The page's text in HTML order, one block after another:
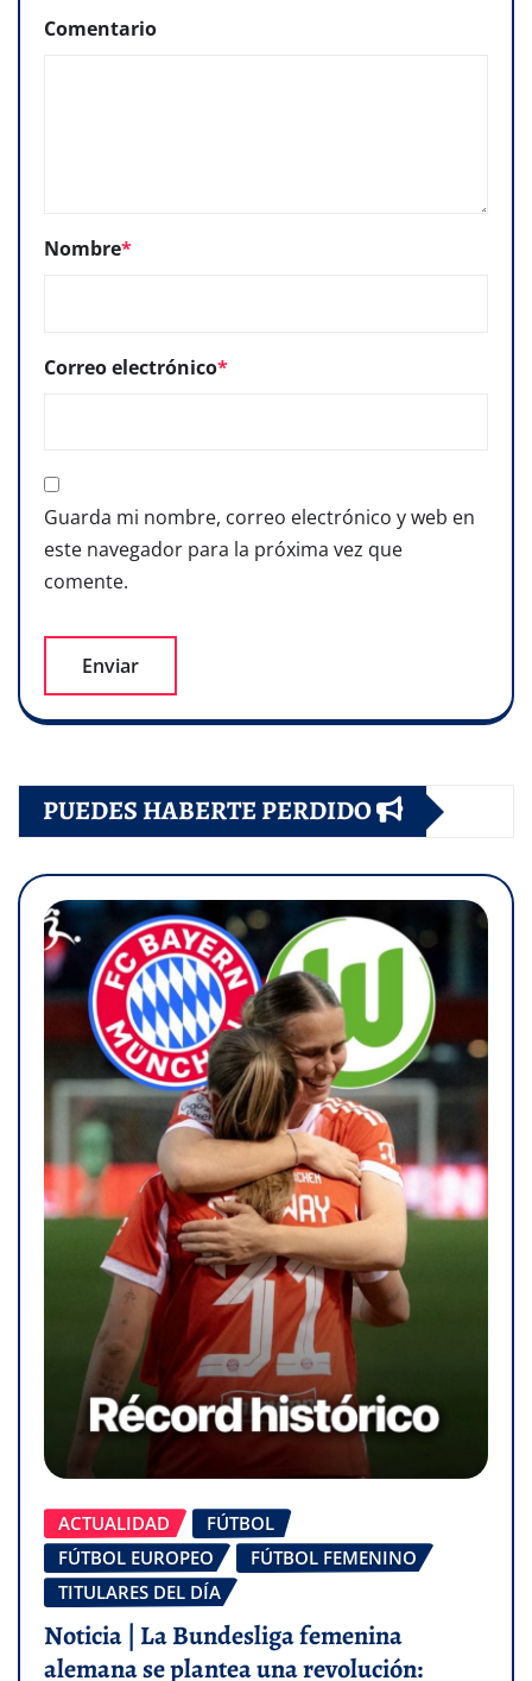
Comentario
Nombre*
Correo electrónico*
Guarda mi nombre, correo electrónico y web en
este navegador para la próxima vez que
comente.
PUEDES HABERTE PERDIDO
ACTUALIDAD
FÚTBOL
FÚTBOL EUROPEO
FÚTBOL FEMENINO
TITULARES DEL DÍA
Noticia | La Bundesliga femenina
alemana se plantea una revolución: